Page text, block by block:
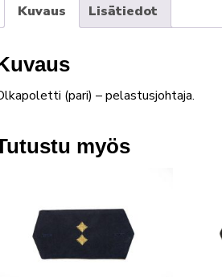
Kuvaus Lisätiedot
(pari) – pelastusjohtaja.
myös